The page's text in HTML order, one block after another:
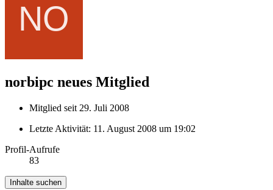
norbipc neues Mitglied
Mitglied seit 29. Juli 2008
Letzte Aktivität: 11. August 2008 um 19:02
Profil-Aufrufe
83
Inhalte suchen